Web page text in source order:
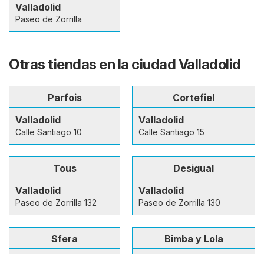
Valladolid
Paseo de Zorrilla
Otras tiendas en la ciudad Valladolid
Parfois
Valladolid
Calle Santiago 10
Cortefiel
Valladolid
Calle Santiago 15
Tous
Valladolid
Paseo de Zorrilla 132
Desigual
Valladolid
Paseo de Zorrilla 130
Sfera
Bimba y Lola